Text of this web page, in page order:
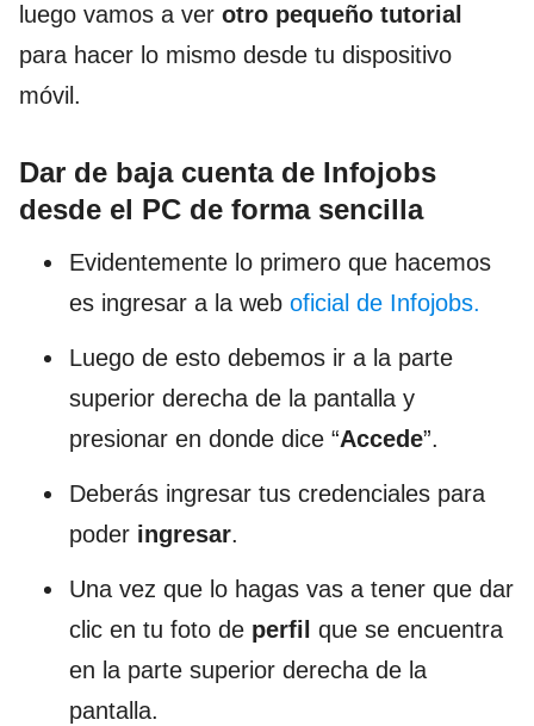
luego vamos a ver otro pequeño tutorial
para hacer lo mismo desde tu dispositivo
móvil.
Dar de baja cuenta de Infojobs
desde el PC de forma sencilla
Evidentemente lo primero que hacemos
es ingresar a la web oficial de Infojobs.
Luego de esto debemos ir a la parte
superior derecha de la pantalla y
presionar en donde dice “Accede”.
Deberás ingresar tus credenciales para
poder ingresar.
Una vez que lo hagas vas a tener que dar
clic en tu foto de perfil que se encuentra
en la parte superior derecha de la
pantalla.